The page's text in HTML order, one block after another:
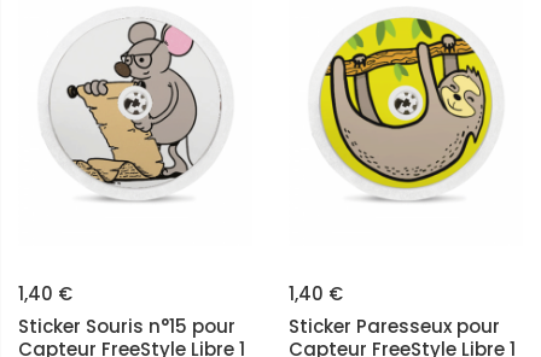
1,40 €
Sticker Souris n°15 pour
Capteur FreeStyle Libre 1
1,40 €
Sticker Paresseux pour
Capteur FreeStyle Libre 1